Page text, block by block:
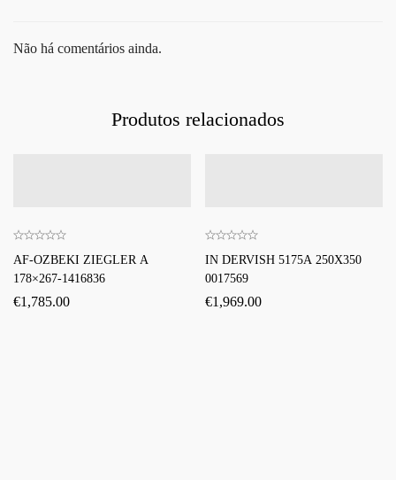
Não há comentários ainda.
Produtos relacionados
AF-OZBEKI ZIEGLER A
178×267-1416836
€1,785.00
IN DERVISH 5175A 250X350
0017569
€1,969.00